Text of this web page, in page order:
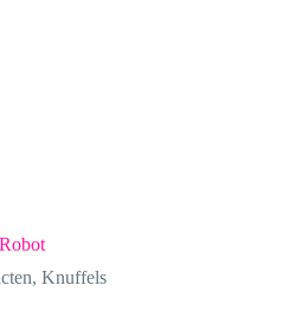
,Knuffels